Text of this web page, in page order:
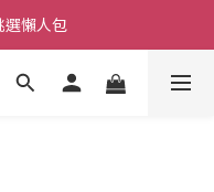
物金
選懶人包
▶▶